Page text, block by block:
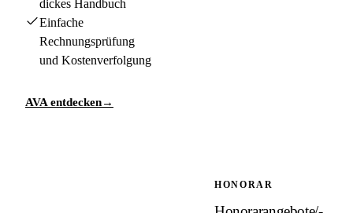
dickes Handbuch
Einfache
Rechnungsprüfung
und Kostenverfolgung
AVA entdecken→
HONORAR